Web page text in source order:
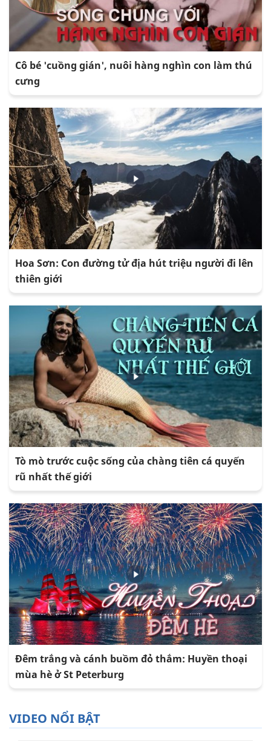
Cô bé 'cuồng gián', nuôi hàng nghìn con làm thú
cưng
Hoa Sơn: Con đường tử địa hút triệu người đi lên
thiên giới
Tò mò trước cuộc sống của chàng tiên cá quyến
rũ nhất thế giới
Đêm trắng và cánh buồm đỏ thắm: Huyền thoại
mùa hè ở St Peterburg
VIDEO NỔI BẬT